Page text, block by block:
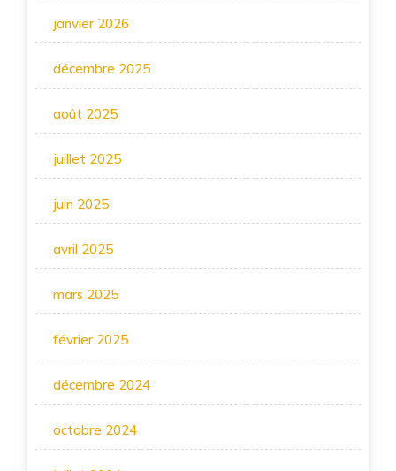
janvier 2026
décembre 2025
août 2025
juillet 2025
juin 2025
avril 2025
mars 2025
février 2025
décembre 2024
octobre 2024